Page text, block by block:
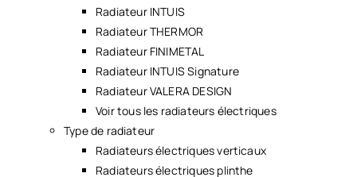
Radiateur INTUIS
Radiateur THERMOR
Radiateur FINIMETAL
Radiateur INTUIS Signature
Radiateur VALERA DESIGN
Voir tous les radiateurs électriques
Type de radiateur
Radiateurs électriques verticaux
Radiateurs électriques plinthe